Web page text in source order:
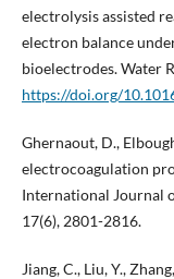
electrolysis assisted
electron balance
bioelectrodes. Water
https://doi.org/
Ghernaout, D.,
electrocoagulation
International Journal
17(6), 2801-2816.
Jiang, C., Liu, Y.,